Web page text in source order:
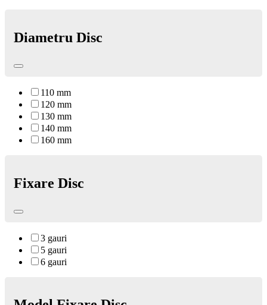
Diametru Disc
110 mm
120 mm
130 mm
140 mm
160 mm
Fixare Disc
3 gauri
5 gauri
6 gauri